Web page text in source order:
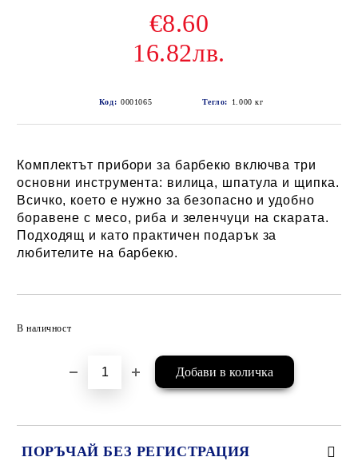
€8.60
16.82лв.
Код: 0001065 Тегло: 1.000 кг
Комплектът прибори за барбекю включва три
основни инструмента: вилица, шпатула и щипка.
Всичко, което е нужно за безопасно и удобно
боравене с месо, риба и зеленчуци на скарата.
Подходящ и като практичен подарък за
любителите на барбекю.
В наличност
ПОРЪЧАЙ БЕЗ РЕГИСТРАЦИЯ